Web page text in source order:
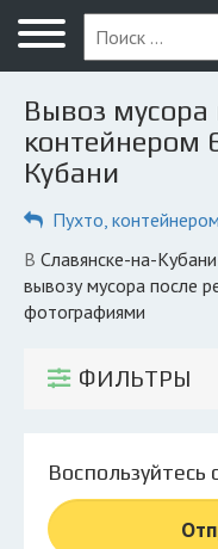
Главная
Вопрос юристу
Славянск-на-Кубани
ПОЛЬЗОВАТЕЛЯМ
Компании
Экоблог
Личный кабинет
Вывоз мусора
контейнером
Кубани
Пухто, контейнером
в Славянске-на-Кубани зарегистрирована 1 компания по
вывозу мусора после
фотографиями
ФИЛЬТРЫ
Воспользуйтесь